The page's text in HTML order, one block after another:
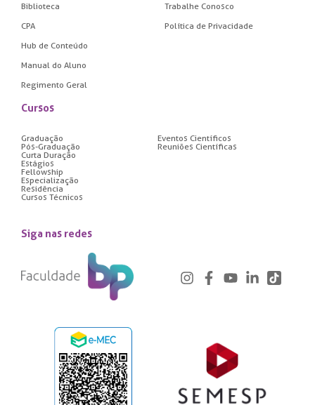
Biblioteca
CPA
Hub de Conteúdo
Manual do Aluno
Regimento Geral
Trabalhe Conosco
Política de Privacidade
Cursos
Graduação
Pós-Graduação
Curta Duração
Estágios
Fellowship
Especialização
Residência
Cursos Técnicos
Eventos Científicos
Reuniões Científicas
Siga nas redes